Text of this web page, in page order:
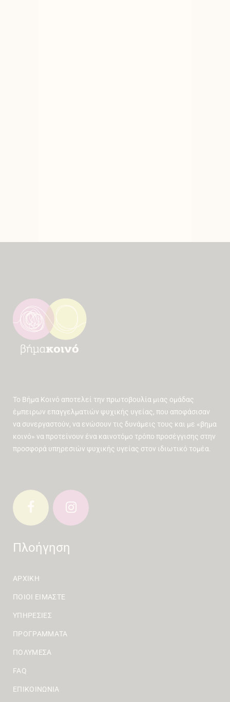
Το Βήμα Κοινό αποτελεί την πρωτοβουλία μιας ομάδας
έμπειρων επαγγελματιών ψυχικής υγείας, που αποφάσισαν
να συνεργαστούν, να ενώσουν τις δυνάμεις τους και με «βημα
κοινό» να προτείνουν ένα καινοτόμο τρόπο προσέγγισης στην
προσφορά υπηρεσιών ψυχικής υγείας στον ιδιωτικό τομέα.
Πλοήγηση
ΑΡΧΙΚΉ
ΠΟΙΟΙ ΕΊΜΑΣΤΕ
ΥΠΗΡΕΣΊΕΣ
ΠΡΟΓΡΆΜΜΑΤΑ
ΠΟΛΥΜΈΣΑ
FAQ
ΕΠΙΚΟΙΝΩΝΊΑ